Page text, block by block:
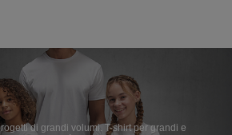
di grandi volumi. T-shirt per grandi e